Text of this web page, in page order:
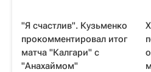
"Я счастлив". Кузьменко
прокомментировал итог
матча "Калгари" с
"Анахаймом"